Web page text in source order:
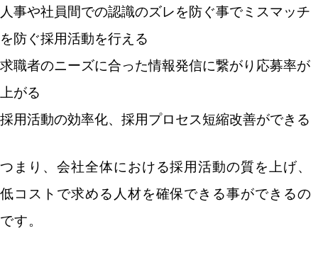
人事や社員間での認識のズレを防ぐ事でミスマッチ
を防ぐ採用活動を行える
求職者のニーズに合った情報発信に繋がり応募率が
上がる
採用活動の効率化、採用プロセス短縮改善ができる
つまり、会社全体における採用活動の質を上げ、
低コストで求める人材を確保できる事ができるの
です。